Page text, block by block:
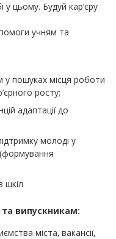
цьому. Будуй кар’єру
учням та
у пошуках місця роботи
росту;
адаптації до
молоді у
(формування
шкіл
випускникам:
міста, вакансії,